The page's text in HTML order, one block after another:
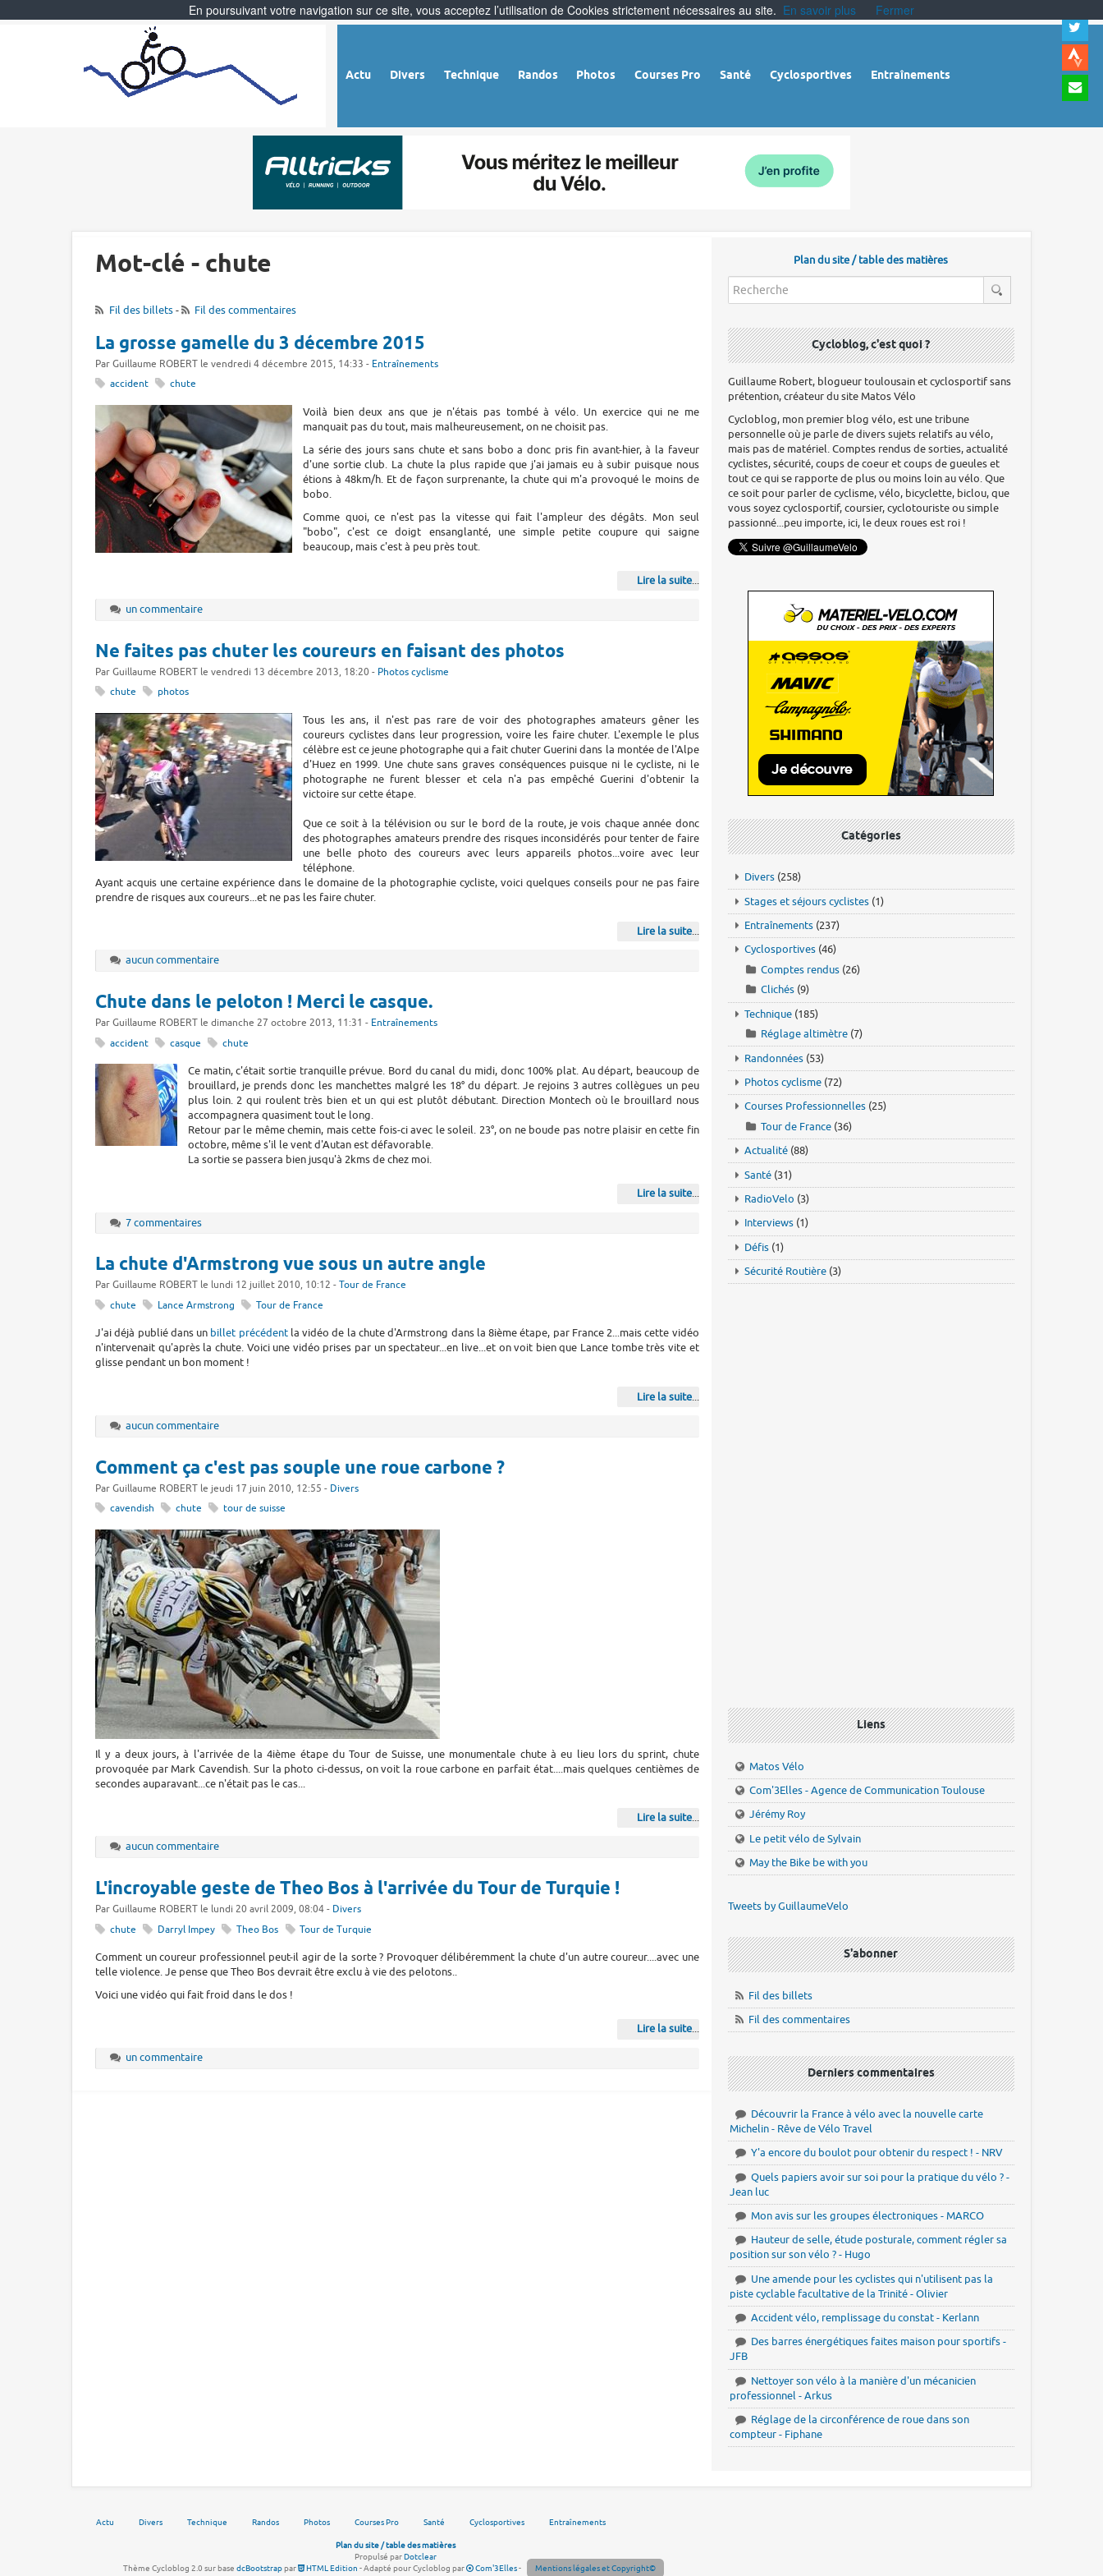
Actu Divers Technique Randos Photos Courses Pro Santé Cyclosportives Entraînements
à
Mot-clé - chute
Fil des billets- Fil des commentaires
La grosse gamelle du 3 décembre 2015
Par Guillaume ROBERT le vendredi 4 décembre 2015, 14:33 - Entraînements
accident
chute
Voilà bien deux ans que je n'étais pas tombé à vélo. Un exercice qui ne me
manquait pas du tout, mais malheureusement, on ne choisit pas.
La série des jours sans chute et sans bobo a donc pris fin avant-hier, à la faveur
d'une sortie club. La chute la plus rapide que j'ai jamais eu à subir puisque nous
étions à 48km/h. Et de façon surprenante, la chute qui m'a provoqué le moins de
bobo.
Comme quoi, ce n'est pas la vitesse qui fait l'ampleur des dégâts. Mon seul
"bobo", c'est ce doigt ensanglanté, une simple petite coupure qui saigne
beaucoup, mais c'est à peu près tout.
Lire la suite...
un commentaire
Ne faites pas chuter les coureurs en faisant des photos
Par Guillaume ROBERT le vendredi 13 décembre 2013, 18:20 - Photos cyclisme
chute
photos
Tous les ans, il n'est pas rare de voir des photographes amateurs gêner les
coureurs cyclistes dans leur progression, voire les faire chuter. L'exemple le plus
célèbre est ce jeune photographe qui a fait chuter Guerini dans la montée de l'Alpe
d'Huez en 1999. Une chute sans graves conséquences puisque ni le cycliste, ni le
photographe ne furent blesser et cela n'a pas empêché Guerini d'obtenir la
victoire sur cette étape.
Que ce soit à la télévision ou sur le bord de la route, je vois chaque année donc
des photographes amateurs prendre des risques inconsidérés pour tenter de faire
une belle photo des coureurs avec leurs appareils photos...voire avec leur
téléphone.
Ayant acquis une certaine expérience dans le domaine de la photographie cycliste, voici quelques conseils pour ne pas faire
prendre de risques aux coureurs...et ne pas les faire chuter.
Lire la suite...
aucun commentaire
Chute dans le peloton ! Merci le casque.
Par Guillaume ROBERT le dimanche 27 octobre 2013, 11:31 - Entraînements
accident
casque chute
Ce matin, c'était sortie tranquille prévue. Bord du canal du midi, donc 100% plat. Au départ, beaucoup de
brouillard, je prends donc les manchettes malgré les 18° du départ. Je rejoins 3 autres collègues un peu
plus loin. 2 qui roulent très bien et un qui est plutôt débutant. Direction Montech où le brouillard nous
accompagnera quasiment tout le long.
Retour par le même chemin, mais cette fois-ci avec le soleil. 23°, on ne boude pas notre plaisir en cette fin
octobre, même s'il le vent d'Autan est défavorable.
La sortie se passera bien jusqu'à 2kms de chez moi.
Lire la suite...
7 commentaires
La chute d'Armstrong vue sous un autre angle
Par Guillaume ROBERT le lundi 12 juillet 2010, 10:12 - Tour de France
chute
Lance Armstrong Tour de France
J'ai déjà publié dans un billet précédentla vidéo de la chute d'Armstrong dans la 8ième étape, par France 2...mais cette vidéo
n'intervenait qu'après la chute. Voici une vidéo prises par un spectateur...en live...et on voit bien que Lance tombe très vite et
glisse pendant un bon moment !
Lire la suite...
aucun commentaire
Comment ça c'est pas souple une roue carbone ?
Par Guillaume ROBERT le jeudi 17 juin 2010, 12:55 - Divers
cavendish
chute tour de suisse
Il y a deux jours, à l'arrivée de la 4ième étape du Tour de Suisse, une monumentale chute à eu lieu lors du sprint, chute
provoquée par Mark Cavendish. Sur la photo ci-dessus, on voit la roue carbone en parfait état....mais quelques centièmes de
secondes auparavant...ce n'était pas le cas...
Lire la suite...
aucun commentaire
L'incroyable geste de Theo Bos à l'arrivée du Tour de Turquie !
Par Guillaume ROBERT le lundi 20 avril 2009, 08:04 - Divers
chute
Darryl Impey Theo Bos Tour de Turquie
Comment un coureur professionnel peut-il agir de la sorte ? Provoquer délibéremment la chute d'un autre coureur....avec une
telle violence. Je pense que Theo Bos devrait être exclu à vie des pelotons..
Voici une vidéo qui fait froid dans le dos !
Lire la suite...
un commentaire
Plan du site / table des matières
Cycloblog, c'est quoi ?
Guillaume Robert, blogueur toulousain et cyclosportif sans
prétention, créateur du site Matos Vélo
Cycloblog, mon premier blog vélo, est une tribune
personnelle où je parle de divers sujets relatifs au vélo,
mais pas de matériel. Comptes rendus de sorties, actualité
cyclistes, sécurité, coups de coeur et coups de gueules et
tout ce qui se rapporte de plus ou moins loin au vélo. Que
ce soit pour parler de cyclisme, vélo, bicyclette, biclou, que
vous soyez cyclosportif, coursier, cyclotouriste ou simple
passionné...peu importe, ici, le deux roues est roi !
Catégories
Divers (258)
Stages et séjours cyclistes (1)
Entraînements (237)
Cyclosportives (46)
Comptes rendus (26)
Clichés (9)
Technique (185)
Réglage altimètre (7)
Randonnées (53)
Photos cyclisme (72)
Courses Professionnelles (25)
Tour de France (36)
Actualité (88)
Santé (31)
RadioVelo (3)
Interviews (1)
Défis (1)
Sécurité Routière (3)
Liens
Matos Vélo
Com'3Elles - Agence de Communication Toulouse
Jérémy Roy
Le petit vélo de Sylvain
May the Bike be with you
Tweets by GuillaumeVelo
S'abonner
Fil des billets
Fil des commentaires
Derniers commentaires
Découvrir la France à vélo avec la nouvelle carte
Michelin - Rêve de Vélo Travel
Y'a encore du boulot pour obtenir du respect ! - NRV
Quels papiers avoir sur soi pour la pratique du vélo ? -
Jean luc
Mon avis sur les groupes électroniques - MARCO
Hauteur de selle, étude posturale, comment régler sa
position sur son vélo ? - Hugo
Une amende pour les cyclistes qui n'utilisent pas la
piste cyclable facultative de la Trinité - Olivier
Accident vélo, remplissage du constat - Kerlann
Des barres énergétiques faites maison pour sportifs -
JFB
Nettoyer son vélo à la manière d'un mécanicien
professionnel - Arkus
Réglage de la circonférence de roue dans son
compteur - Fiphane
Actu Divers Technique Randos Photos Courses Pro Santé Cyclosportives Entraînements
Plan du site / table des matières
Propulsé parDotclear
Thème Cycloblog 2.0 sur base dcBootstrappar HTML Edition - Adapté pour Cycloblog par Com'3Elles- Mentions légales et Copyright©
En poursuivant votre navigation sur ce site, vous acceptez l’utilisation de Cookies strictement nécessaires au site. En savoir plus Fermer